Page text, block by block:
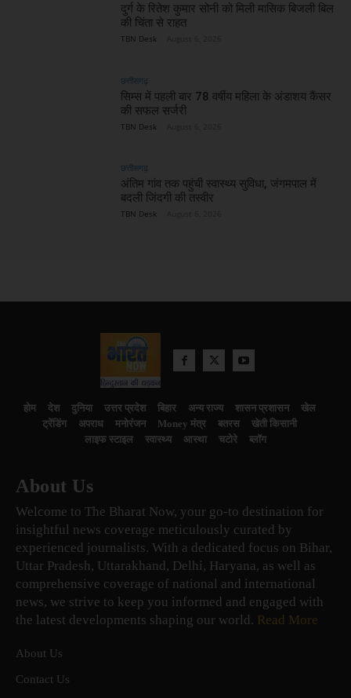
दुर्ग के रितेश कुमार सोनी को मिली मासिक बिजली बिल
की चिंता से राहत
TBN Desk
छत्तीसगढ़
सिम्स में पहली बार 78 वर्षीय महिला के अंडाशय कैंसर
की सफल सर्जरी
TBN Desk
छत्तीसगढ़
अंतिम गांव तक पहुंची स्वास्थ्य सुविधा, जंगमपाल में
बदली जिंदगी की तस्वीर
TBN Desk
होम देश दुनिया उत्तर प्रदेश बिहार अन्य राज्य शासन प्रशासन
खेल
ट्रेंडिंग
अपराध मनोरंजन Money मंत्र बतरस
खेती किसानी
लाइफ स्टाइल
स्वास्थ्य आस्था चटोरे ब्लॉग
About Us
Welcome to The Bharat Now, your go-to destination for
insightful news coverage meticulously curated by
experienced journalists. With a dedicated focus on Bihar,
Uttar Pradesh, Uttarakhand, Delhi, Haryana, as well as
comprehensive coverage of national and international
news, we strive to keep you informed and engaged with
the latest developments shaping our world. Read More
About Us
Contact Us